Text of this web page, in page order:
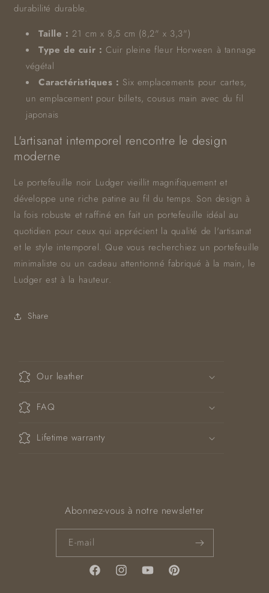
durabilité durable.
Taille : 21 cm x 8,5 cm (8,2" x 3,3")
Type de cuir : Cuir pleine fleur Horween à tannage
végétal
Caractéristiques : Six emplacements pour cartes,
un emplacement pour billets, cousus main avec du fil
japonais
L'artisanat intemporel rencontre le design
moderne
Le portefeuille noir Ludger vieillit magnifiquement et
développe une riche patine au fil du temps. Son design à
la fois robuste et raffiné en fait un portefeuille idéal au
quotidien pour ceux qui apprécient la qualité de l'artisanat
et le style intemporel. Que vous recherchiez un portefeuille
minimaliste ou un cadeau attentionné fabriqué à la main, le
Ludger est à la hauteur.
Share
o
n
t
e
n
u
Our leather
FAQ
Lifetime warranty
Abonnez-vous à notre newsletter
E-mail
FacebookInstagramYouTubePinterest